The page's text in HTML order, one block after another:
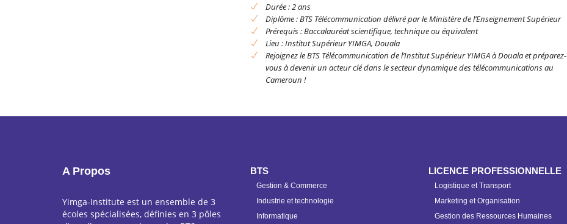
Durée : 2 ans
Diplôme : BTS Télécommunication délivré par le Ministère de l’Enseignement Supérieur
Prérequis : Baccalauréat scientifique, technique ou équivalent
Lieu : Institut Supérieur YIMGA, Douala
Rejoignez le BTS Télécommunication de l’Institut Supérieur YIMGA à Douala et préparez-
vous à devenir un acteur clé dans le secteur dynamique des télécommunications au
Cameroun !
A Propos
Yimga-Institute est un ensemble de 3
écoles spécialisées, définies en 3 pôles
BTS
Gestion & Commerce
Industrie et technologie
Informatique
LICENCE PROFESSIONNELLE
Logistique et Transport
Marketing et Organisation
Gestion des Ressources Humaines